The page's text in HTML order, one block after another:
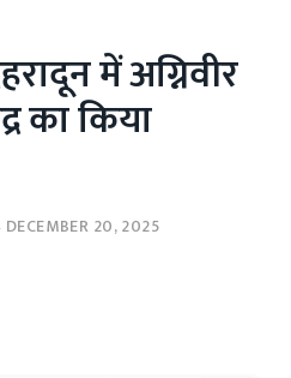
में अग्निवीर
का किया
DECEMBER 20, 2025